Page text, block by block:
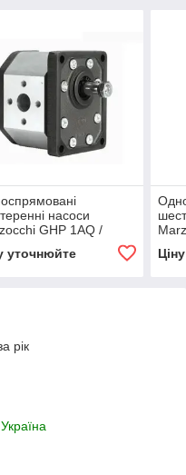
насоси
GHP 1AQ /
GHP1 AQ
Pumps
уточнюйте
рік